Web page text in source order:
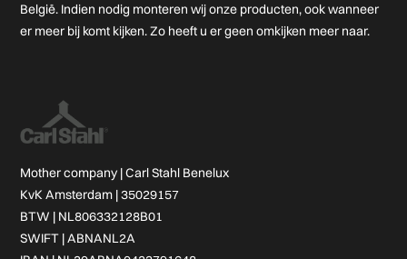
België. Indien nodig monteren wij onze producten, ook wanneer
er meer bij komt kijken. Zo heeft u er geen omkijken meer naar.
Mother company |Carl Stahl Benelux
KvK Amsterdam | 35029157
BTW | NL806332128B01
SWIFT | ABNANL2A